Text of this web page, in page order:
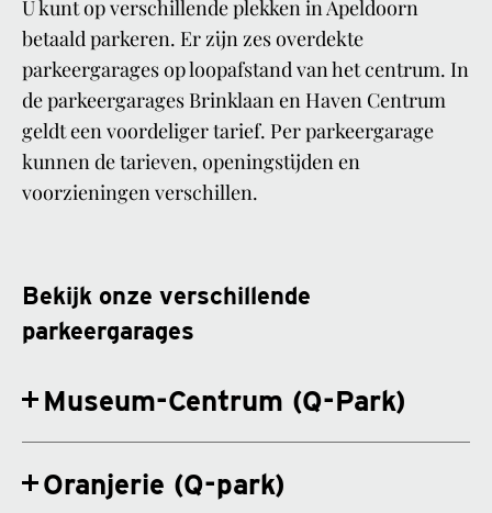
U kunt op verschillende plekken in Apeldoorn
betaald parkeren. Er zijn zes overdekte
parkeergarages op loopafstand van het centrum. In
de parkeergarages Brinklaan en Haven Centrum
geldt een voordeliger tarief. Per parkeergarage
kunnen de tarieven, openingstijden en
voorzieningen verschillen.
Bekijk onze verschillende
parkeergarages
Museum-Centrum (Q-Park)
Oranjerie (Q-park)